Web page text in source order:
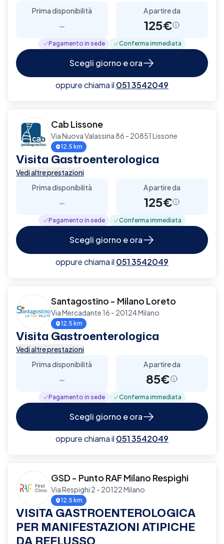
Prima disponibilità
-
A partire da
125€
Pagamento in sede Conferma immediata
Scegli giorno e ora
oppure chiama il 051 3542049
Cab Lissone
Via Nuova Valassina 86 - 20851 Lissone
12.5 km
Visita Gastroenterologica
Vedi altre prestazioni
Prima disponibilità
-
A partire da
125€
Pagamento in sede Conferma immediata
Scegli giorno e ora
oppure chiama il 051 3542049
Santagostino - Milano Loreto
Via Mercadante 16 - 20124 Milano
12.5 km
Visita Gastroenterologica
Vedi altre prestazioni
Prima disponibilità
-
A partire da
85€
Pagamento in sede Conferma immediata
Scegli giorno e ora
oppure chiama il 051 3542049
GSD - Punto RAF Milano Respighi
Via Respighi 2 - 20122 Milano
12.5 km
VISITA GASTROENTEROLOGICA
PER MANIFESTAZIONI ATIPICHE
DA REFLUSSO